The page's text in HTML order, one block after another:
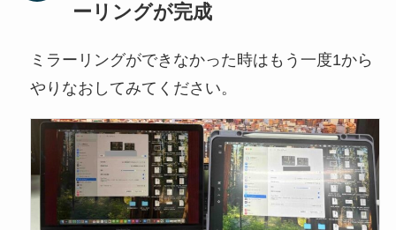
ーリングが完成
ミラーリングができなかった時はもう一度1から
やりなおしてみてください。